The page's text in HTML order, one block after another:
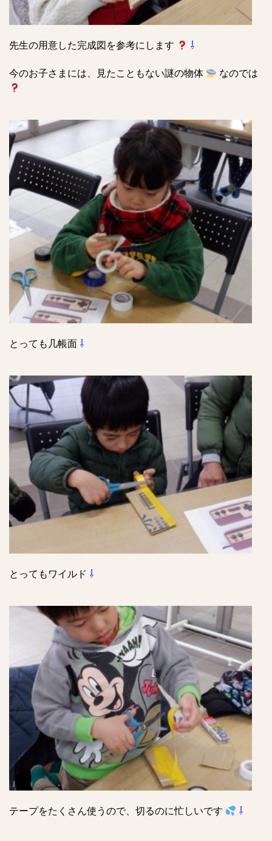
先生の用意した完成図を参考にします ⇩
今のお子さまには、見たこともない謎の物体 なのでは
とっても几帳面 ⇩
とってもワイルド ⇩
テープをたくさん使うので、切るのに忙しいです ⇩